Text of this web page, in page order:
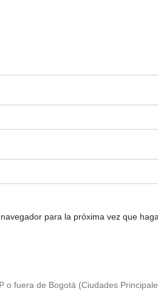
para la próxima vez que
o fuera de Bogotá (Ciudades